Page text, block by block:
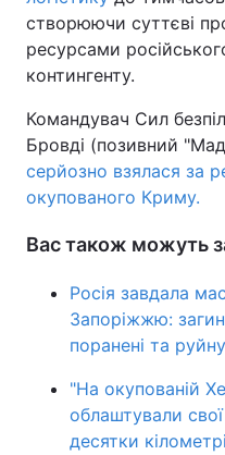
створюючи суттєві
ресурсами
контингенту.
Командувач Сил
Бровді (позивний
серйозно взялася за
окупованого Криму.
Вас також можуть
Росія завдала
Запоріжжю:
поранені та
"На окупованій
облаштували
десятки